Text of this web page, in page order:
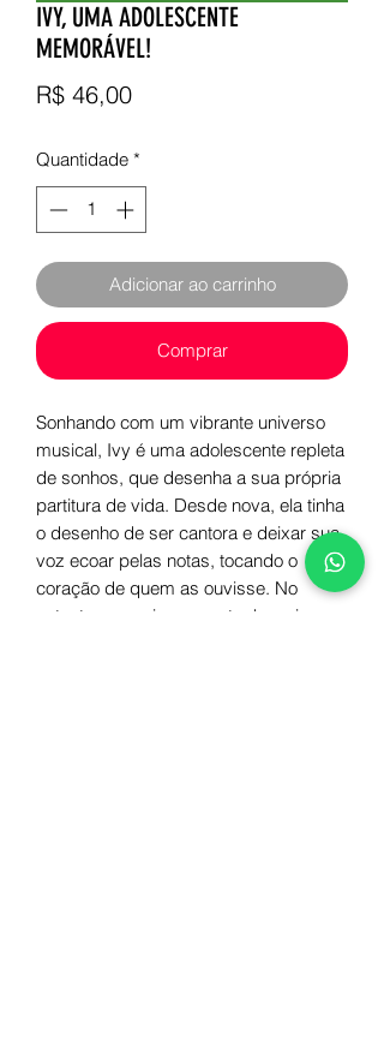
IVY, UMA ADOLESCENTE
MEMORÁVEL!
R$ 46,00Preço
Quantidade *
Adicionar ao carrinho
Comprar
Sonhando com um vibrante universo
musical, Ivy é uma adolescente repleta
de sonhos, que desenha a sua própria
partitura de vida. Desde nova, ela tinha
o desenho de ser cantora e deixar sua
voz ecoar pelas notas, tocando o
coração de quem as ouvisse. No
entanto, a menina encontra barreiras